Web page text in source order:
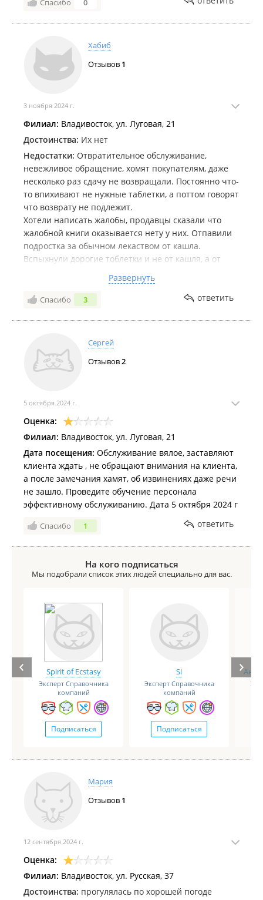
Спасибо 0
Хабиб
Отзывов 1
3 ноября 2024 г.
Филиал: Владивосток, ул. Луговая, 21
Достоинства: Их нет
Недостатки: Отвратительное обслуживание,
невежливое обращение, хомят покупателям, даже
несколько раз сдачу не возвращали. Постоянно что-
то впихивают не нужные таблетки, а поттом говорят
что возврату не подлежит.
Хотели написать жалобы, продавцы сказали что
жалобной книги оказывается нету у них. Отпавили
подростка за обычном лекаством от кашла.
Вспыхнули дорогие тоблетки и не от кашля, а от
этом же доме, теперь каждый день буду ходить
чтобы жалобу написать
Развернуть
Спасибо 3 ответить
Сергей
Отзывов2
5 октября 2024 г.
Оценка:
Филиал: Владивосток, ул. Луговая, 21
Дата посещения: Обслуживание вялое, заставляют
клиента ждать , не обращают внимания на клиента,
а после замечания хамят, об извинениях даже речи
не зашло. Проведите обучение персонала
эффективному обслуживанию. Дата 5 октября 2024 г
Спасибо 1 ответить
На кого подписаться
Мы подобрали список этих людей специально для вас.
Spirit of Ecstasy
Эксперт Справочника
компаний
Подписаться
Si
Эксперт Справочника
компаний
Подписаться
Мария
Отзывов 1
12 сентября 2024 г.
Оценка:
Филиал: Владивосток, ул. Русская, 37
Достоинства: прогулялась по хорошей погоде